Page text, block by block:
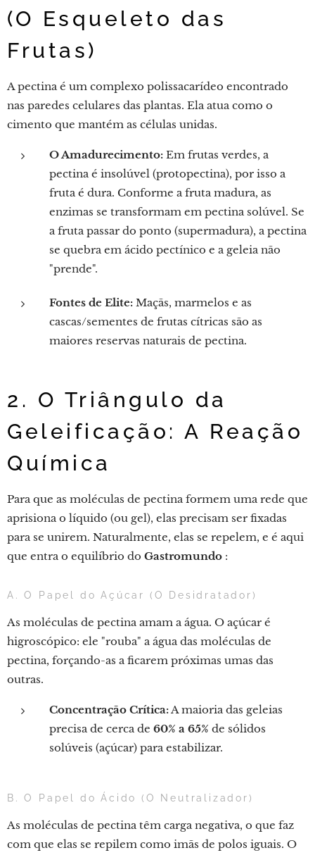
(O Esqueleto das
Frutas)
A pectina é um complexo polissacarídeo encontrado
nas paredes celulares das plantas. Ela atua como o
cimento que mantém as células unidas.
O Amadurecimento: Em frutas verdes, a
pectina é insolúvel (protopectina), por isso a
fruta é dura. Conforme a fruta madura, as
enzimas se transformam em pectina solúvel. Se
a fruta passar do ponto (supermadura), a pectina
se quebra em ácido pectínico e a geleia não
"prende".
Fontes de Elite: Maçãs, marmelos e as
cascas/sementes de frutas cítricas são as
maiores reservas naturais de pectina.
2. O Triângulo da
Geleificação: A Reação
Química
Para que as moléculas de pectina formem uma rede que
aprisiona o líquido (ou gel), elas precisam ser fixadas
para se unirem. Naturalmente, elas se repelem, e é aqui
que entra o equilíbrio do Gastromundo :
A. O Papel do Açúcar (O Desidratador)
As moléculas de pectina amam a água. O açúcar é
higroscópico: ele "rouba" a água das moléculas de
pectina, forçando-as a ficarem próximas umas das
outras.
Concentração Crítica:A maioria das geleias
precisa de cerca de 60% a 65% de sólidos
solúveis (açúcar) para estabilizar.
B. O Papel do Ácido (O Neutralizador)
As moléculas de pectina têm carga negativa, o que faz
com que elas se repilem como imãs de polos iguais. O